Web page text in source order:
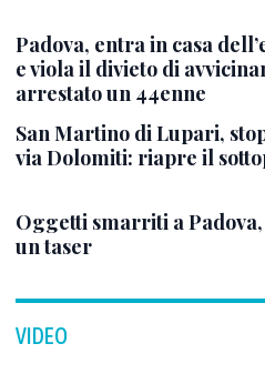
Padova, entra in casa
e viola il divieto di
arrestato un 44enne
San Martino di Lupari,
via Dolomiti: riapre il
Oggetti smarriti a
un taser
VIDEO